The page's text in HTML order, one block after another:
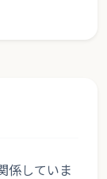
係していま